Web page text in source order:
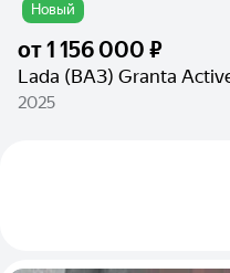
Новый
от1 156 000 ₽
Lada (ВАЗ) Granta
2025